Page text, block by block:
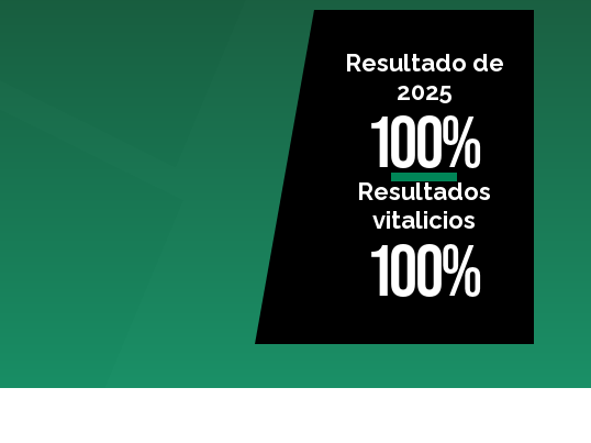
Resultado de
2025
100%
Resultados
vitalicios
100%